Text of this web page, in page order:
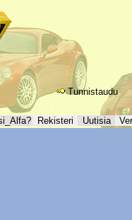
Tunnistaudu
Rekisteri Uutisia